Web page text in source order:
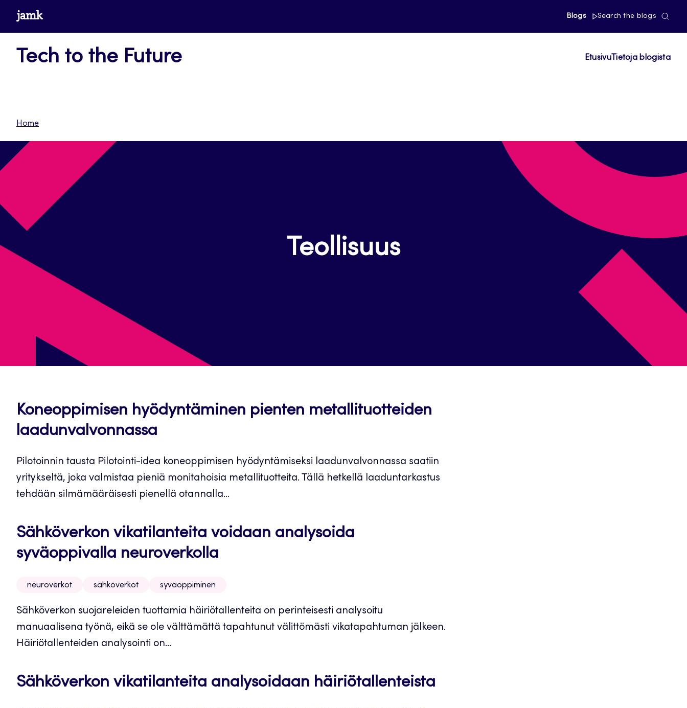
Siirrywww.jamk.fi Blogs Search the blogs
Tech to the Future EtusivuTietoja blogista
Home
Teollisuus
Koneoppimisen hyödyntäminen pienten metallituotteiden
laadunvalvonnassa
Pilotoinnin tausta Pilotointi-idea koneoppimisen hyödyntämiseksi laadunvalvonnassa saatiin
yritykseltä, joka valmistaa pieniä monitahoisia metallituotteita. Tällä hetkellä laaduntarkastus
tehdään silmämääräisesti pienellä otannalla...
Sähköverkon vikatilanteita voidaan analysoida
syväoppivalla neuroverkolla
neuroverkot sähköverkot syväoppiminen
Sähköverkon suojareleiden tuottamia häiriötallenteita on perinteisesti analysoitu
manuaalisena työnä, eikä se ole välttämättä tapahtunut välittömästi vikatapahtuman jälkeen.
Häiriötallenteiden analysointi on...
Sähköverkon vikatilanteita analysoidaan häiriötallenteista